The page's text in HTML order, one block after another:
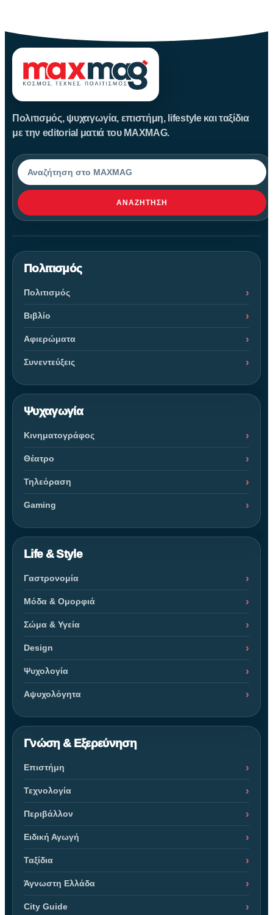
Πολιτισμός, ψυχαγωγία, επιστήμη, lifestyle και ταξίδια
με την editorial ματιά του MAXMAG.
Αναζήτηση
ΑΝΑΖΉΤΗΣΗ
Πολιτισμός
Πολιτισμός
Βιβλίο
Αφιερώματα
Συνεντεύξεις
Ψυχαγωγία
Κινηματογράφος
Θέατρο
Τηλεόραση
Gaming
Life & Style
Γαστρονομία
Μόδα & Ομορφιά
Σώμα & Υγεία
Design
Ψυχολογία
Αψυχολόγητα
Γνώση & Εξερεύνηση
Επιστήμη
Τεχνολογία
Περιβάλλον
Ειδική Αγωγή
Ταξίδια
Άγνωστη Ελλάδα
City Guide